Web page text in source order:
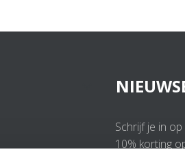
Schrijf je in
10% korting